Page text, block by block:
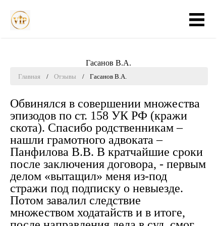
Главная
Отзывы
Всё о жалобах
Контакты
+7 937 337-82-01
Гасанов В.А.
Главная Отзывы Гасанов В.А.
Обвинялся в совершении множества
эпизодов по ст. 158 УК РФ (кражи
скота). Спасибо родственникам –
нашли грамотного адвоката –
Панфилова В.В. В кратчайшие сроки
после заключения договора, - первым
делом «вытащил» меня из-под
стражи под подписку о невыезде.
Потом завалил следствие
множеством ходатайств и в итоге,